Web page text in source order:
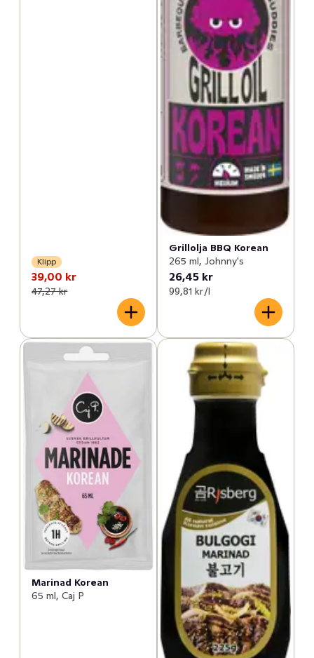
Klipp
39,00 kr
47,27 kr
Grillolja BBQ Korean
265 ml, Johnny's
26,45 kr
99,81 kr /l
Marinad Korean
65 ml, Caj P